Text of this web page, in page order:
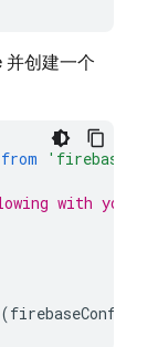
并创建一个
from 'firebase/
with your
(firebaseConfig